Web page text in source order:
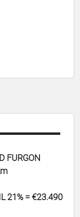
FURGON
21% = €23.490